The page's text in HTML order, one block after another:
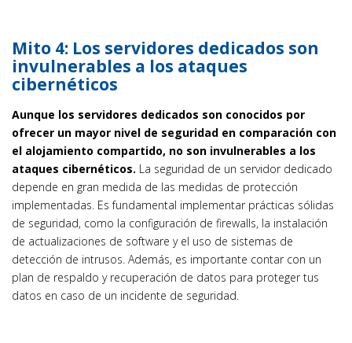
Mito 4: Los servidores dedicados son
invulnerables a los ataques
cibernéticos
Aunque los servidores dedicados son conocidos por
ofrecer un mayor nivel de seguridad en comparación con
el alojamiento compartido, no son invulnerables a los
ataques cibernéticos. La seguridad de un servidor dedicado
depende en gran medida de las medidas de protección
implementadas. Es fundamental implementar prácticas sólidas
de seguridad, como la configuración de firewalls, la instalación
de actualizaciones de software y el uso de sistemas de
detección de intrusos. Además, es importante contar con un
plan de respaldo y recuperación de datos para proteger tus
datos en caso de un incidente de seguridad.